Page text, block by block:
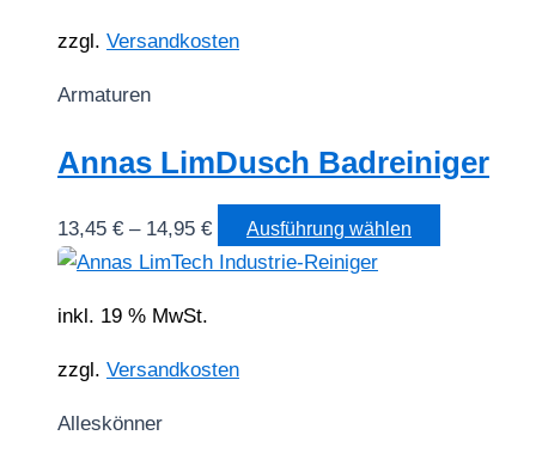
zzgl. Versandkosten
Armaturen
Annas LimDusch Badreiniger
13,45 € – 14,95 € Ausführung wählen
inkl. 19 % MwSt.
zzgl. Versandkosten
Alleskönner